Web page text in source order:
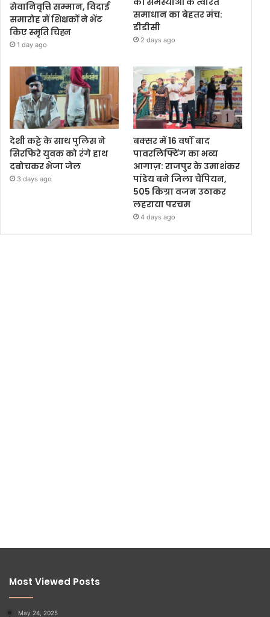
सेवानिवृत्ति सम्मान, विदाई
समारोह में शिक्षकों ने भेंट
किए स्मृति चिह्न
1 day ago
समाधान का बेहतर मंच:
डीडीसी
2 days ago
देशी कट्टे के साथ पुलिस ने
सिरफिरे युवक को रंगे हाथ
दबोचकर भेजा जेल
3 days ago
बक्सर में 16 वर्षों बाद
पावरलिफ्टिंग का भव्य
आगाज़: राजपुर के उमाशंकर
पांडेय बने जिला चैंपियन,
505 किग्रा वजन उठाकर
लहराया परचम
4 days ago
Most Viewed Posts
May 24, 2025